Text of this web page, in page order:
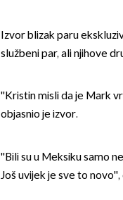
Izvor blizak paru
službeni par, ali njihove
''Kristin misli da je Mark
objasnio je izvor.
''Bili su u Meksiku samo
Još uvijek je sve to